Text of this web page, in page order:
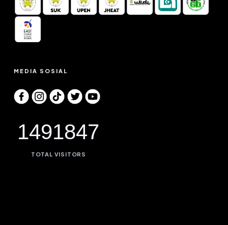
MEDIA SOSIAL
1491847
TOTAL VISITORS